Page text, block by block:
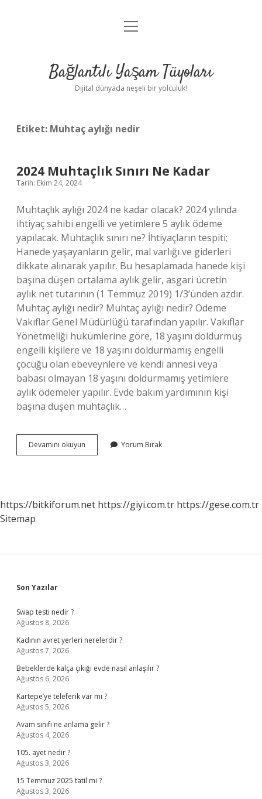
Anasayfa
Yasal Uyarı
menüyü
Bağlantılı Yaşam Tüyoları
Dijital dünyada neşeli bir yolculuk!
Etiket: Muhtaç aylığı nedir
2024 Muhtaçlık Sınırı Ne Kadar
Tarih: Ekim 24, 2024
Muhtaçlık aylığı 2024 ne kadar olacak? 2024 yılında
ihtiyaç sahibi engelli ve yetimlere 5 aylık ödeme
yapılacak. Muhtaçlık sınırı ne? İhtiyaçların tespiti;
Hanede yaşayanların gelir, mal varlığı ve giderleri
dikkate alınarak yapılır. Bu hesaplamada hanede kişi
başına düşen ortalama aylık gelir, asgari ücretin
aylık net tutarının (1 Temmuz 2019) 1/3’ünden azdır.
Muhtaç aylığı nedir? Muhtaç aylığı nedir? Ödeme
Vakıflar Genel Müdürlüğü tarafından yapılır. Vakıflar
Yönetmeliği hükümlerine göre, 18 yaşını doldurmuş
engelli kişilere ve 18 yaşını doldurmamış engelli
çocuğu olan ebeveynlere ve kendi annesi veya
babası olmayan 18 yaşını doldurmamış yetimlere
aylık ödemeler yapılır. Evde bakım yardımının kişi
başına düşen muhtaçlık…
Devamını okuyun
Muhtaçlık
Yorum Bırak
https://bitkiforum.net https://giyi.com.tr https://gese.com.tr
Sitemap
Sidebar
Son Yazılar
Swap testi nedir ?
Ağustos 8, 2026
Kadının avret yerleri nerelerdir ?
Ağustos 7, 2026
Bebeklerde kalça çıkığı evde nasıl anlaşılır ?
Ağustos 6, 2026
Kartepe’ye teleferik var mı ?
Ağustos 5, 2026
Avam sınıfı ne anlama gelir ?
Ağustos 4, 2026
105. ayet nedir ?
Ağustos 3, 2026
15 Temmuz 2025 tatil mi ?
Ağustos 3, 2026